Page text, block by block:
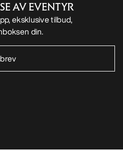
AV EVENTYR
eksklusive tilbud,
din.